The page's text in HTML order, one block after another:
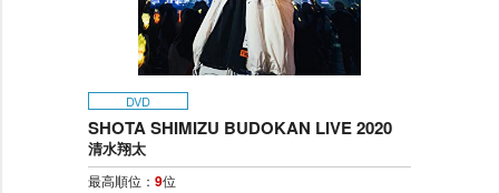
DVD
SHOTA SHIMIZU BUDOKAN LIVE 2020
清水翔太
最高順位： 9位